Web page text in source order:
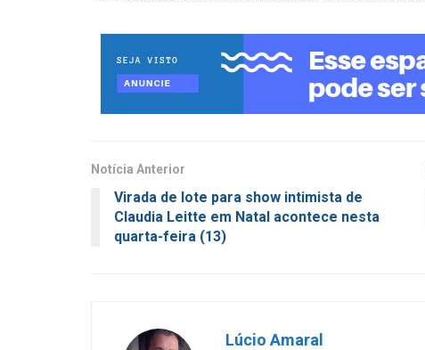
Notícia Anterior
Virada de lote para show intimista de
Claudia Leitte em Natal acontece nesta
quarta-feira (13)
Lúcio Amaral